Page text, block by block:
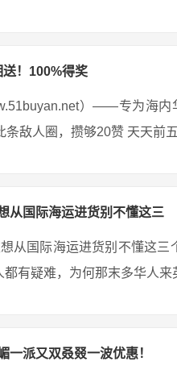
送！100%得奖
）——专为海内
条敌人圈，攒够20赞 天天
从国际海运进货别不懂这三
从国际海运进货别不懂这
有疑难，为何那末多华人来
一派又双叒叕一波优惠！